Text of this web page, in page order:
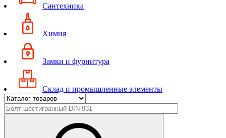
Сантехника
Химия
Замки и фурнитура
Склад и промышленные элементы